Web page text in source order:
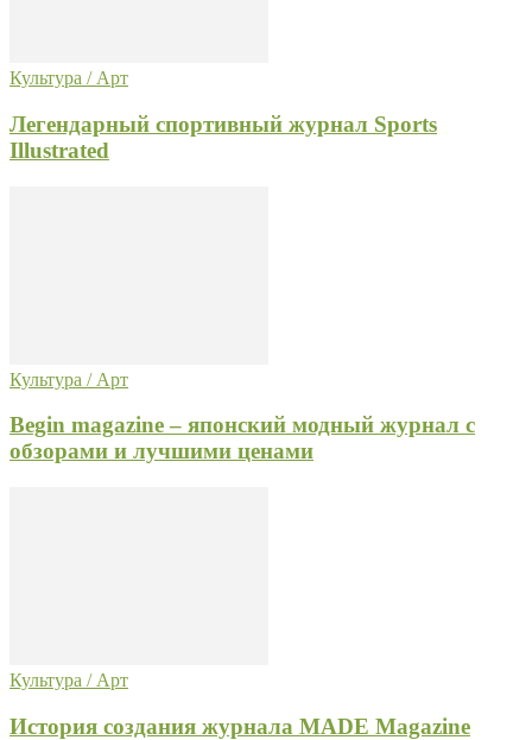
Культура / Арт
Легендарный спортивный журнал Sports
Illustrated
Культура / Арт
Begin magazine – японский модный журнал с
обзорами и лучшими ценами
Культура / Арт
История создания журнала MADE Magazine